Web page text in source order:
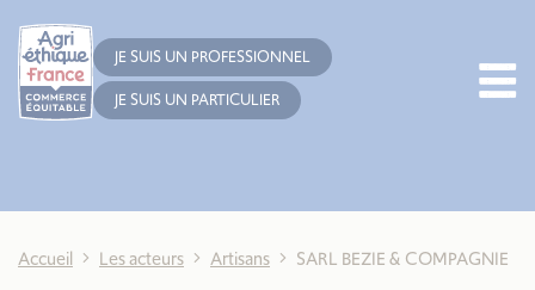
JE SUIS UN PROFESSIONNEL
JE SUIS UN PARTICULIER
Accueil Les acteurs Artisans SARL BEZIE & COMPAGNIE